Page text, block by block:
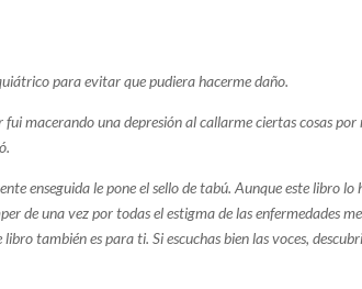
para evitar que pudiera hacerme daño.
fui macerando una depresión al callarme ciertas cosas por
enseguida le pone el sello de tabú. Aunque este libro lo
de una vez por todas el estigma de las enfermedades
también es para ti. Si escuchas bien las voces,